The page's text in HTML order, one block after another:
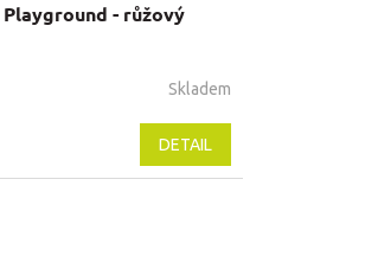
- růžový
Skladem
DETAIL